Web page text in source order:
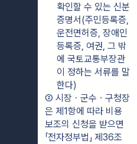
확인할 수 있는 신분
증명서(주민등록증,
운전면허증, 장애인
등록증, 여권, 그 밖
에 국토교통부장관
이 정하는 서류를 말
한다)
② 시장ㆍ군수ㆍ구청장
은 제1항에 따라 비용
보조의 신청을 받으면
「전자정부법」 제36조